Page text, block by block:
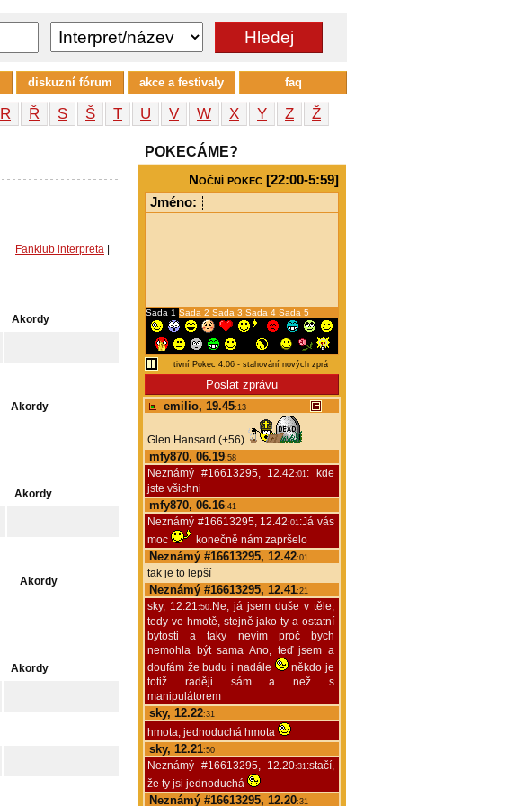
R Ř S Š T U V W X Y Z
Ž
Fanklub interpreta
Akordy
Akordy
Akordy
Akordy
Akordy
POKECÁME?
Noční pokec [22:00-5:59]
Jméno:
Sada 1 Sada 2 Sada 3 Sada 4 Sada 5
emilio, 19.45:13
Glen Hansard (+56)
mfy870, 06.19:58
Neznámý #16613295, 12.42:01: kde
jste všichni
mfy870, 06.16:41
Neznámý #16613295, 12.42:01:Já vás
moc
konečně nám zapršelo
Neznámý #16613295, 12.42:01
tak je to lepší
Neznámý #16613295, 12.41:21
sky, 12.21:50:Ne, já jsem duše v těle,
tedy ve hmotě, stejně jako ty a ostatní
bytosti a taky nevím proč bych
nemohla být sama Ano, teď jsem a
doufám že budu i nadále
někdo je
totiž raději sám a než s
manipulátorem
sky, 12.22:31
hmota, jednoduchá hmota
sky, 12.21:50
Neznámý #16613295, 12.20:31:stačí,
že ty jsi jednoduchá
Neznámý #16613295, 12.20:31
diskuzní fórum akce a festivaly faq